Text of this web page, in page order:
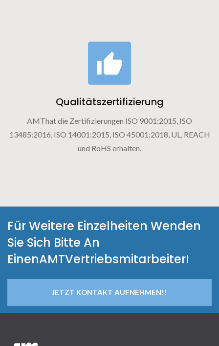
Qualitätszertifizierung
AMThat die Zertifizierungen ISO 9001:2015, ISO
13485:2016, ISO 14001:2015, ISO 45001:2018, UL, REACH
und RoHS erhalten.
Für Weitere Einzelheiten Wenden
Sie Sich Bitte An
EinenAMTVertriebsmitarbeiter!
JETZT KONTAKT AUFNEHMEN!!